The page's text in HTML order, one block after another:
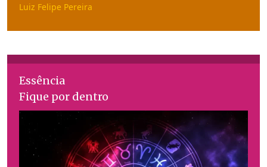
Luiz Felipe Pereira
Essência
Fique por dentro